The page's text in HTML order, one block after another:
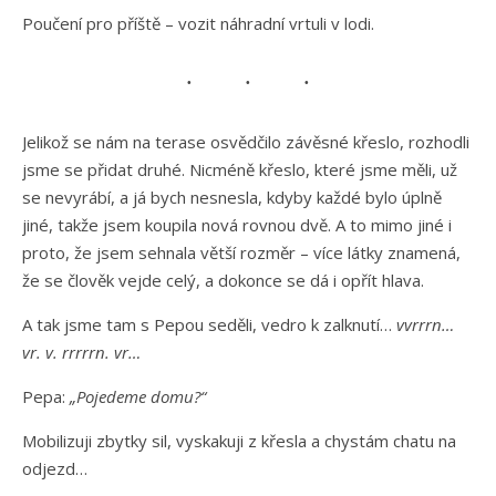
Poučení pro příště – vozit náhradní vrtuli v lodi.
Jelikož se nám na terase osvědčilo závěsné křeslo, rozhodli
jsme se přidat druhé. Nicméně křeslo, které jsme měli, už
se nevyrábí, a já bych nesnesla, kdyby každé bylo úplně
jiné, takže jsem koupila nová rovnou dvě. A to mimo jiné i
proto, že jsem sehnala větší rozměr – více látky znamená,
že se člověk vejde celý, a dokonce se dá i opřít hlava.
A tak jsme tam s Pepou seděli, vedro k zalknutí… vvrrrn…
vr. v. rrrrrn. vr…
Pepa: „Pojedeme domu?“
Mobilizuji zbytky sil, vyskakuji z křesla a chystám chatu na
odjezd…